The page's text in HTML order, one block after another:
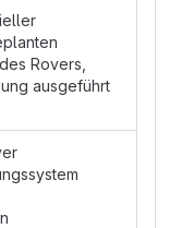
Rovers,
ausgeführt